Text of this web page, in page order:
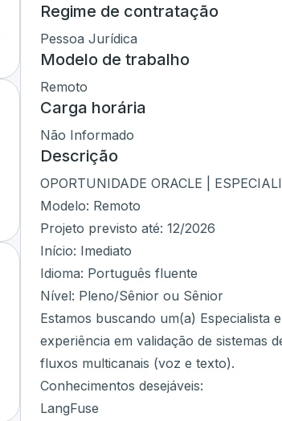
Regime de contratação
Pessoa Jurídica
Modelo de trabalho
Remoto
Carga horária
Não Informado
Descrição
OPORTUNIDADE ORACLE |
Modelo: Remoto
Projeto previsto até: 12/2026
Início: Imediato
Idioma: Português fluente
Nível: Pleno/Sênior ou Sênior
Estamos buscando um(a) Especialista
experiência em validação de sistemas
fluxos multicanais (voz e texto).
Conhecimentos desejáveis:
LangFuse